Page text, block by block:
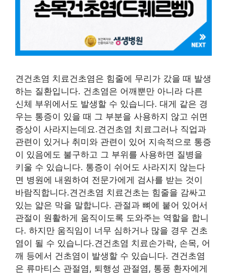
견건초염 치료건초염은 힘줄에 무리가 갔을 때 발생
하는 질환입니다. 건초염은 어깨뿐만 아니라 다른
신체 부위에서도 발생할 수 있습니다. 대게 같은 경
우는 통증이 있을 때 그 부분을 사용하지 않고 쉬면
증상이 사라지는데요.견건초염 치료그러나 직업과
관련이 있거나 취미와 관련이 있어 지속적으로 통증
이 있음에도 불구하고 그 부위를 사용하면 질병을
키울 수 있습니다. 통증이 쉬어도 사라지지 않는다
면 병원에 내원하여 전문가에게 검사를 받는 것이
바람직합니다.견건초염 치료건초는 힘줄을 감싸고
있는 얇은 막을 말합니다. 관절과 뼈에 붙어 있어서
관절이 원활하게 움직이도록 도와주는 역할을 합니
다. 하지만 움직임이 너무 심하거나 많을 경우 건초
염이 될 수 있습니다.견건초염 치료손가락, 손목, 어
깨 등에서 건초염이 발생할 수 있습니다. 견건초염
은 류마티스 관절염, 퇴행성 관절염, 통풍 환자에게